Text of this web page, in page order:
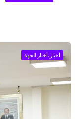
أخبار،أخبار الجهة